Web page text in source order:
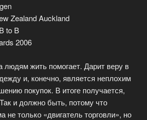
Zealand Auckland
to B
2006
людям жить помогает. Дарит веру в
и, конечно, является неплохим
покупок. В итоге получается,
и должно быть, потому что
не только «двигатель торговли», но